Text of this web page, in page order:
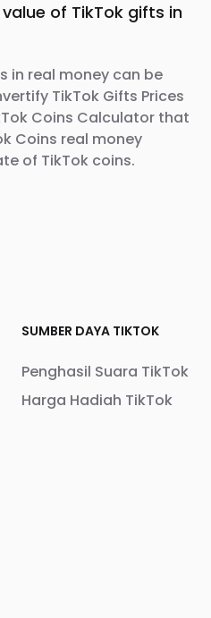
of TikTok gifts in
in real money can be
TikTok Gifts Prices
Coins Calculator that
Coins real money
of TikTok coins.
SUMBER DAYA TIKTOK
Penghasil Suara TikTok
Harga Hadiah TikTok